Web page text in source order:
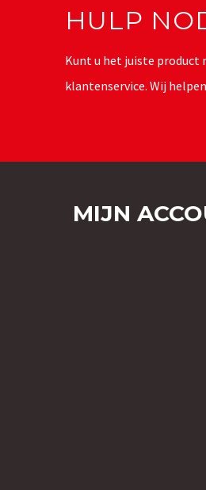
HULP
Kunt u het juiste product
klantenservice. Wij
MIJN